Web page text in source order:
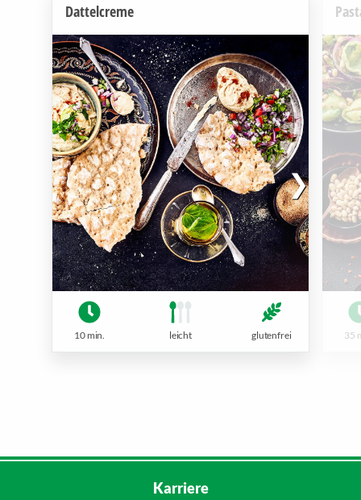
Dattelcreme
10 min. leicht glutenfrei 35
Karriere